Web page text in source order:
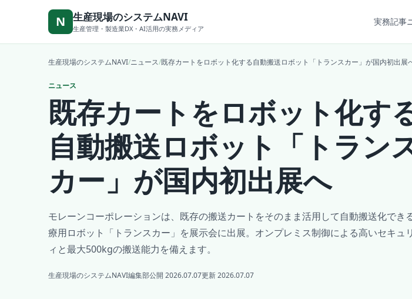
N 生産現場のシステムNAVI
生産管理・製造業DX・AI活用の実務メディア
実務記事
生産現場のシステムNAVI/ニュース/既存カートをロボット化する自動搬送ロボット「トランスカー」が国内初出展
ニュース
既存カートをロボット化す
自動搬送ロボット「トラン
カー」が国内初出展へ
モレーンコーポレーションは、既存の搬送カートをそのまま活用して自動搬送化でき
療用ロボット「トランスカー」を展示会に出展。オンプレミス制御による高いセキュ
ィと最大500kgの搬送能力を備えます。
生産現場のシステムNAVI編集部公開 2026.07.07更新 2026.07.07